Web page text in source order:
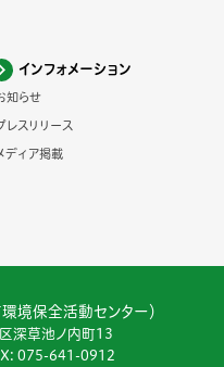
インフォメーション
知らせ
レスリリース
ディア掲載
境保全活動センター）
深草池ノ内町13
075-641-0912